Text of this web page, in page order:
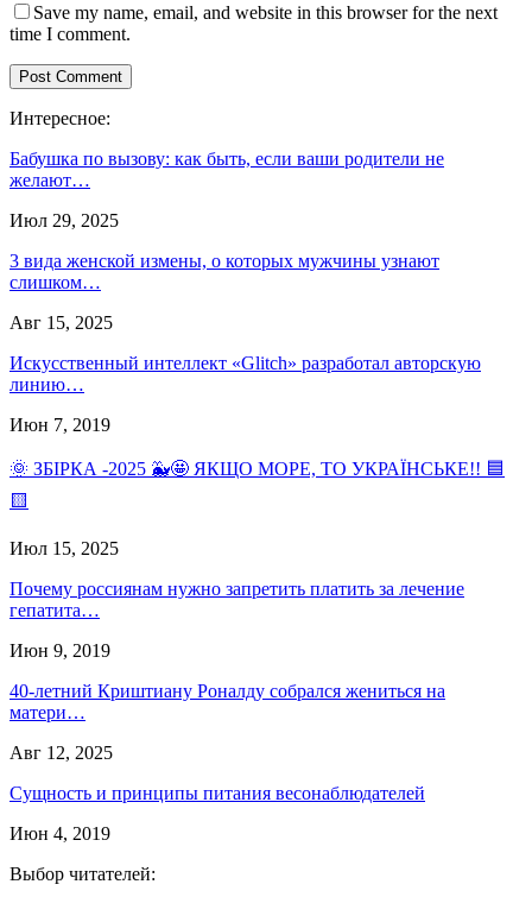
Save my name, email, and website in this browser for the next
time I comment.
Интересное:
Бабушка по вызову: как быть, если ваши родители не
желают…
Июл 29, 2025
3 вида женской измены, о которых мужчины узнают
слишком…
Авг 15, 2025
Искусственный интеллект «Glitch» разработал авторскую
линию…
Июн 7, 2019
🌞 ЗБІРКА -2025 🐳🤩 ЯКЩО МОРЕ, ТО УКРАЇНСЬКЕ!! 🟦
🟨
Июл 15, 2025
Почему россиянам нужно запретить платить за лечение
гепатита…
Июн 9, 2019
40-летний Криштиану Роналду собрался жениться на
матери…
Авг 12, 2025
Сущность и принципы питания весонаблюдателей
Июн 4, 2019
Выбор читателей: